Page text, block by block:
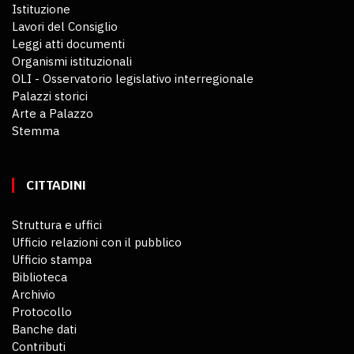
Istituzione
Lavori del Consiglio
Leggi atti documenti
Organismi istituzionali
OLI - Osservatorio legislativo interregionale
Palazzi storici
Arte a Palazzo
Stemma
CITTADINI
Struttura e uffici
Ufficio relazioni con il pubblico
Ufficio stampa
Biblioteca
Archivio
Protocollo
Banche dati
Contributi